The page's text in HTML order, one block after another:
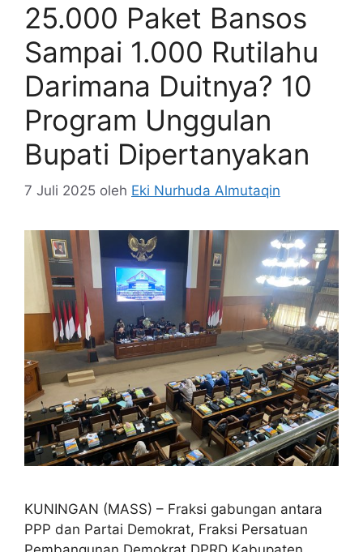
25.000 Paket Bansos
Sampai 1.000 Rutilahu
Darimana Duitnya? 10
Program Unggulan
Bupati Dipertanyakan
7 Juli 2025 oleh Eki Nurhuda Almutaqin
KUNINGAN (MASS) – Fraksi gabungan antara
PPP dan Partai Demokrat, Fraksi Persatuan